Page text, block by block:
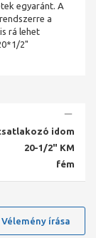
egyaránt. A
a
rá lehet
2"
idom
20-1/2" KM
fém
Vélemény írása